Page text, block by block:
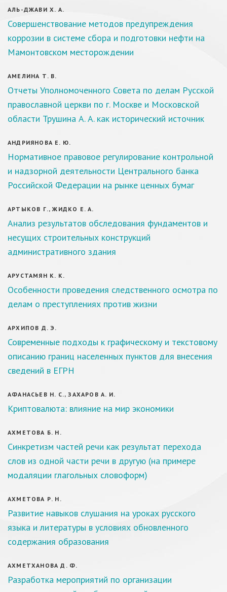
АЛЬ-ДЖАВИ Х. А.
Совершенствование методов предупреждения
коррозии в системе сбора и подготовки нефти на
Мамонтовском месторождении
АМЕЛИНА Т. В.
Отчеты Уполномоченного Совета по делам Русской
православной церкви по г. Москве и Московской
области Трушина А. А. как исторический источник
АНДРИЯНОВА Е. Ю.
Нормативное правовое регулирование контрольной
и надзорной деятельности Центрального банка
Российской Федерации на рынке ценных бумаг
АРТЫКОВ Г., ЖИДКО Е. А.
Анализ результатов обследования фундаментов и
несущих строительных конструкций
административного здания
АРУСТАМЯН К. К.
Особенности проведения следственного осмотра по
делам о преступлениях против жизни
АРХИПОВ Д. Э.
Современные подходы к графическому и текстовому
описанию границ населенных пунктов для внесения
сведений в ЕГРН
АФАНАСЬЕВ Н. С., ЗАХАРОВ А. И.
Криптовалюта: влияние на мир экономики
АХМЕТОВА Б. Н.
Синкретизм частей речи как результат перехода
слов из одной части речи в другую (на примере
модаляции глагольных словоформ)
АХМЕТОВА Р. Н.
Развитие навыков слушания на уроках русского
языка и литературы в условиях обновленного
содержания образования
АХМЕТХАНОВА Д. Ф.
Разработка мероприятий по организации